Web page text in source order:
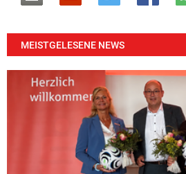
MEISTGELESENE NEWS